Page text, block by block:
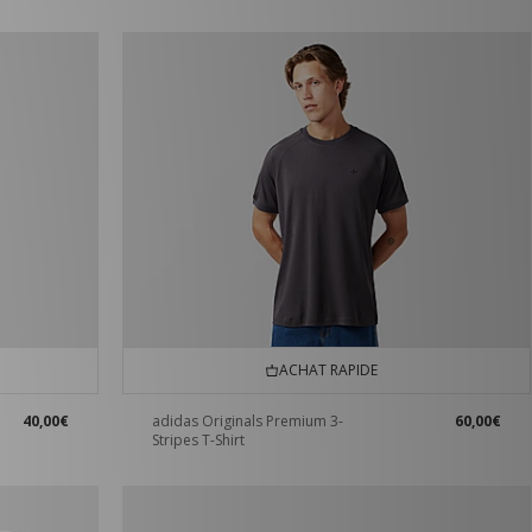
40,00€
ACHAT RAPIDE
adidas Originals Premium 3-
Stripes T-Shirt
60,00€